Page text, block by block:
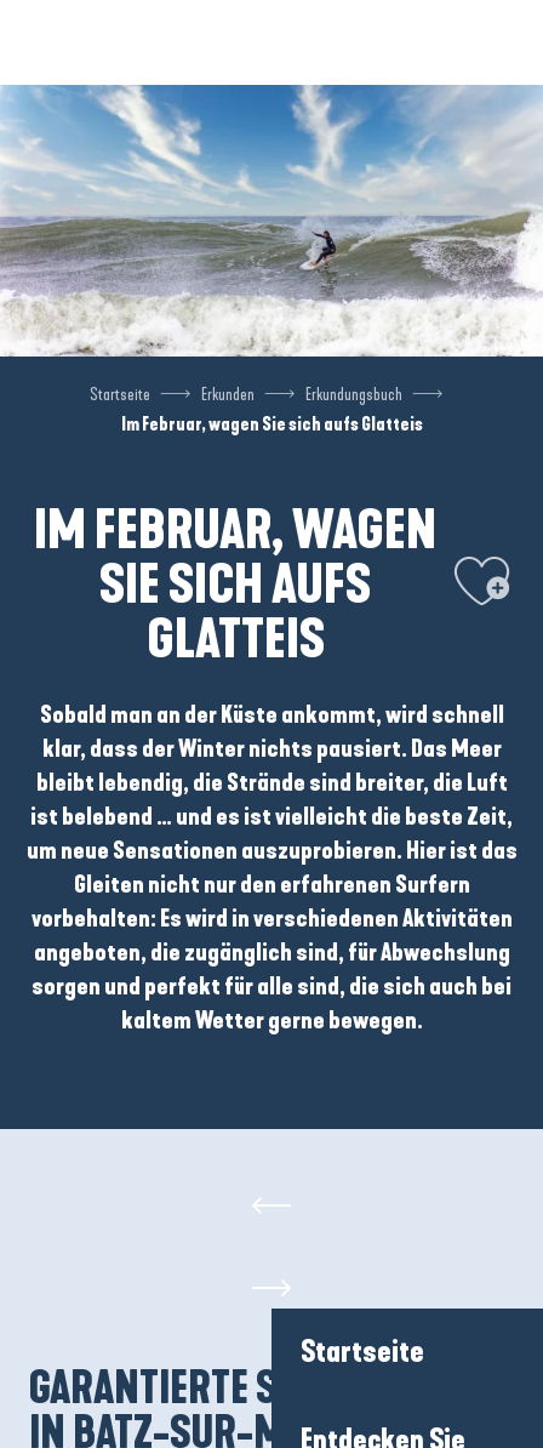
principal
Startseite
Entdecken Sie
Startseite Erkunden
Erkundungsbuch
Im Februar, wagen Sie sich aufs Glatteis
IM FEBRUAR, WAGEN
SIE SICH AUFS
GLATTEIS
Ajouter
Sobald man an der Küste ankommt, wird schnell
klar, dass der Winter nichts pausiert. Das Meer
bleibt lebendig, die Strände sind breiter, die Luft
ist belebend … und es ist vielleicht die beste Zeit,
um neue Sensationen auszuprobieren. Hier ist das
Gleiten nicht nur den erfahrenen Surfern
vorbehalten: Es wird in verschiedenen Aktivitäten
angeboten, die zugänglich sind, für Abwechslung
sorgen und perfekt für alle sind, die sich auch bei
kaltem Wetter gerne bewegen.
GARANTIERTE SENSATIONEN
IN BATZ-SUR-MER